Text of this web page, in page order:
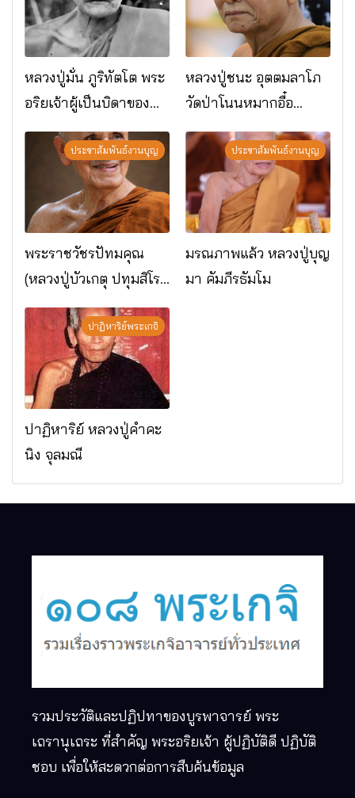
หลวงปู่มั่น ภูริทัตโต พระ
อริยเจ้าผู้เป็นบิดาของ
พระกรรมฐาน
หลวงปู่ชนะ อุตตมลาโภ
วัดป่าโนนหมากอื๋อ
อ.เมือง จ.มหาสารคาม
ประชาสัมพันธ์งานบุญ
พระราชวัชรปัทมคุณ
(หลวงปู่บัวเกตุ ปทุมสิโร)
มรณภาพแล้ว วัดป่า
ดาราภิรมย์ อ.แม่ริม
จ.เชียงใหม่
ประชาสัมพันธ์งานบุญ
มรณภาพแล้ว หลวงปู่บุญ
มา คัมภีรธัมโม
ปาฏิหาริย์พระเกจิ
ปาฏิหาริย์ หลวงปู่คำคะ
นิง จุลมณี
รวมประวัติและปฏิปทาของบูรพาจารย์ พระ
เถรานุเถระ ที่สำคัญ พระอริยเจ้า ผู้ปฏิบัติดี ปฏิบัติ
ชอบ เพื่อให้สะดวกต่อการสืบค้นข้อมูล